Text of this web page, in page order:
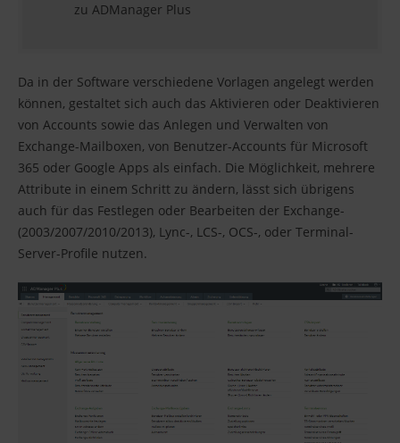
zu ADManager Plus
Da in der Software verschiedene Vorlagen angelegt werden
können, gestaltet sich auch das Aktivieren oder Deaktivieren
von Accounts sowie das Anlegen und Verwalten von
Exchange-Mailboxen, von Benutzer-Accounts für Microsoft
365 oder Google Apps als einfach. Die Möglichkeit, mehrere
Attribute in einem Schritt zu ändern, lässt sich übrigens
auch für das Festlegen oder Bearbeiten der Exchange-
(2003/2007/2010/2013), Lync-, LCS-, OCS-, oder Terminal-
Server-Profile nutzen.